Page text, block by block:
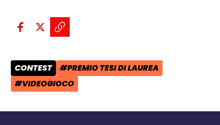
Condividi sui social:
Condividi su Facebook - apre
Condividi su X - apre una
Copia il link e condividi -
CATEGORIA POST:
CONTEST TAG:
#PREMIO TESI DI LAUREA
TAG:
#VIDEOGIOCO